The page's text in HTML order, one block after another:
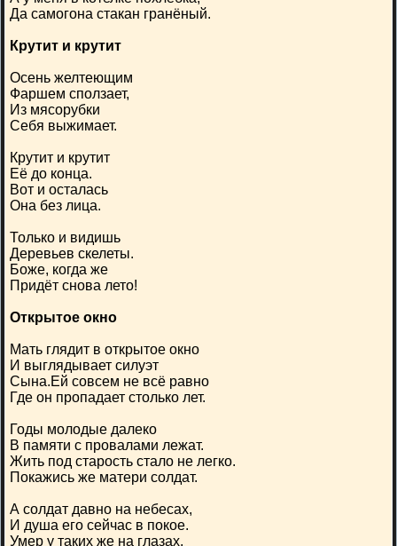
Да самогона стакан гранёный.
Крутит и крутит
Осень желтеющим
Фаршем сползает,
Из мясорубки
Себя выжимает.
Крутит и крутит
Её до конца.
Вот и осталась
Она без лица.
Только и видишь
Деревьев скелеты.
Боже, когда же
Придёт снова лето!
Открытое окно
Мать глядит в открытое окно
И выглядывает силуэт
Сына.Ей совсем не всё равно
Где он пропадает столько лет.
Годы молодые далеко
В памяти с провалами лежат.
Жить под старость стало не легко.
Покажись же матери солдат.
А солдат давно на небесах,
И душа его сейчас в покое.
Умер у таких же на глазах,